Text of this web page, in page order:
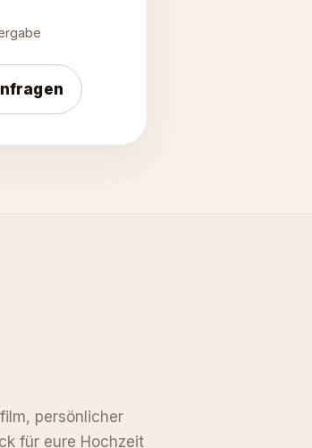
persönlicher
für eure Hochzeit